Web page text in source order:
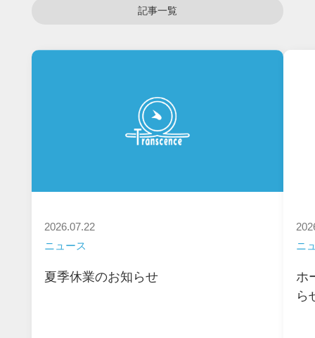
記事一覧
2026.07.22
ニュース
夏季休業のお知らせ
ニ
ホ
ら